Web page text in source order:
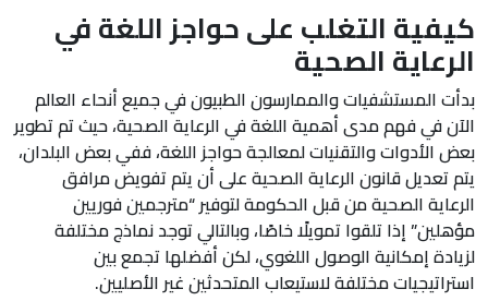
كيفية التغلب على حواجز اللغة في
الرعاية الصحية
بدأت المستشفيات والممارسون الطبيون في جميع أنحاء العالم
الآن في فهم مدى أهمية اللغة في الرعاية الصحية، حيث تم تطوير
بعض الأدوات والتقنيات لمعالجة حواجز اللغة، ففي بعض البلدان،
يتم تعديل قانون الرعاية الصحية على أن يتم تفويض مرافق
الرعاية الصحية من قبل الحكومة لتوفير “مترجمين فوريين
مؤهلين” إذا تلقوا تمويلًا خاصًا، وبالتالي توجد نماذج مختلفة
لزيادة إمكانية الوصول اللغوي، لكن أفضلها تجمع بين
استراتيجيات مختلفة لاستيعاب المتحدثين غير الأصليين.